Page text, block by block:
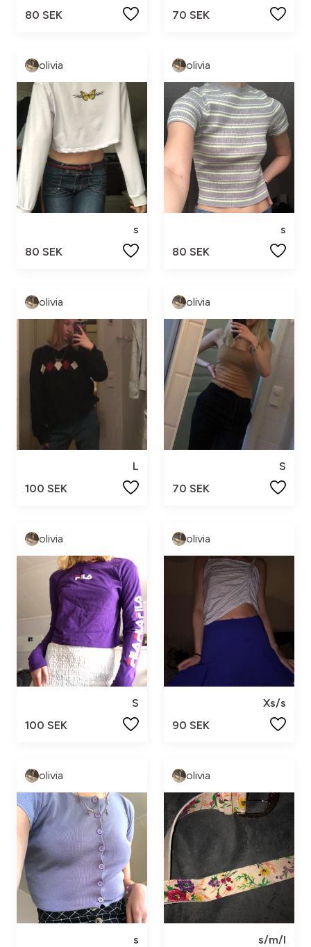
80 SEK 70 SEK
olivia
s
80 SEK
olivia
s
80 SEK
olivia
L
100 SEK
olivia
S
70 SEK
olivia
S
100 SEK
olivia
Xs/s
90 SEK
olivia
s
olivia
s/m/l